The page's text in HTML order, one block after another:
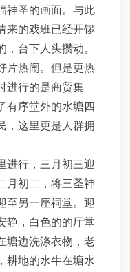
神圣的画面。与此
来的戏班已经开锣
台下人头攒动。
片热闹。但是更热
进行的是商贸集
有序堂外的水塘四
，这里更是人群拥
进行，三月初三迎
月初二，将三圣神
至另一座祠堂。迎
静，白色的的厅堂
塘边洗涤衣物，老
耕地的水牛在塘水